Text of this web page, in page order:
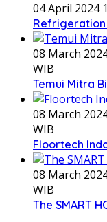
04 April 2024
Refrigeration
08 March
WIB
Temui Mitra
08 March
WIB
Floortech
08 March
WIB
The SMART